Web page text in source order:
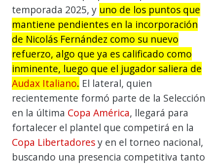
temporada 2025, y uno de los puntos que
mantiene pendientes en la incorporación
de Nicolás Fernández como su nuevo
refuerzo, algo que ya es calificado como
inminente, luego que el jugador saliera de
Audax Italiano. El lateral, quien
recientemente formó parte de la Selección
en la última Copa América, llegará para
fortalecer el plantel que competirá en la
Copa Libertadoresy en el torneo nacional,
buscando una presencia competitiva tanto